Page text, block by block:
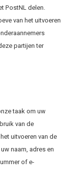
PostNL delen.
van het uitvoeren
partijen ter
taak om uw
van de
uitvoeren van de
naam, adres en
of e-